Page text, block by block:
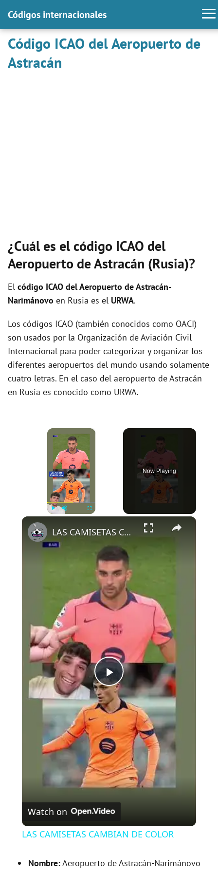
Códigos internacionales
Código ICAO del Aeropuerto de
Astracán
¿Cuál es el código ICAO del
Aeropuerto de Astracán (Rusia)?
El código ICAO delAeropuerto de Astracán-
Narimánovo en Rusia es el URWA.
Los códigos ICAO (también conocidos como OACI)
son usados por la Organización de Aviación Civil
Internacional para poder categorizar y organizar los
diferentes aeropuertos del mundo usando solamente
cuatro letras. En el caso del aeropuerto de Astracán
en Rusia es conocido como URWA.
×
Now Playing
×
P
l
a
y
V
i
d
LAS CAMISETAS CAMBIAN DE COLOR
Watch on
LAS CAMISETAS CAMBIAN DE COLOR
Nombre:Aeropuerto de Astracán-Narimánovo